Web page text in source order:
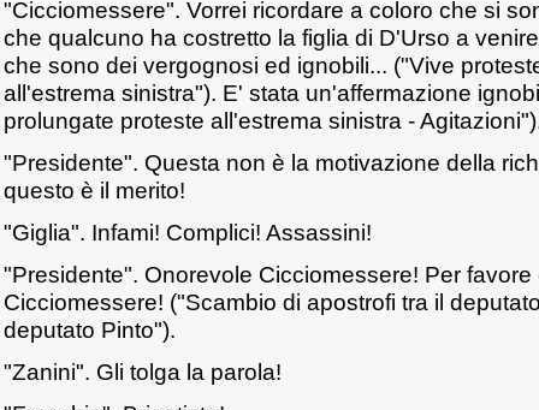
"Cicciomessere". Vorrei ricordare a coloro che si
che qualcuno ha costretto la figlia di D'Urso a
che sono dei vergognosi ed ignobili... ("Vive
all'estrema sinistra"). E' stata un'affermazione
prolungate proteste all'estrema sinistra -
"Presidente". Questa non è la motivazione della
questo è il merito!
"Giglia". Infami! Complici! Assassini!
"Presidente". Onorevole Cicciomessere! Per
Cicciomessere! ("Scambio di apostrofi tra il
deputato Pinto").
"Zanini". Gli tolga la parola!